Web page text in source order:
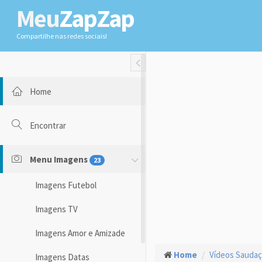
MeuZapZap
Compartilhe nas redes sociais!
Toggle Fullwidth
Home
Encontrar
Menu Imagens 23
Imagens Futebol
Imagens TV
Imagens Amor e Amizade
Imagens Datas Home Vídeos